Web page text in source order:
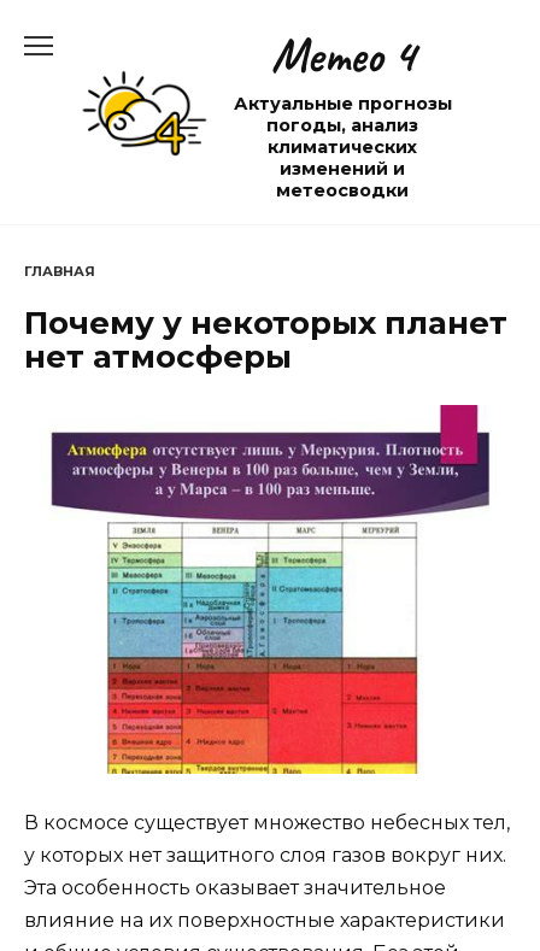
содержанию
Метео 4
Актуальные прогнозы
погоды, анализ
климатических
изменений и
метеосводки
ГЛАВНАЯ
Почему у некоторых планет
нет атмосферы
В космосе существует множество небесных тел,
у которых нет защитного слоя газов вокруг них.
Эта особенность оказывает значительное
влияние на их поверхностные характеристики